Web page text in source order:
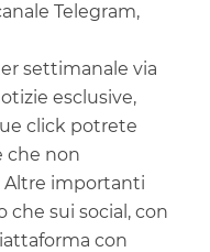
Telegram,
settimanale via
esclusive,
click potrete
che non
Altre importanti
che sui social, con
con